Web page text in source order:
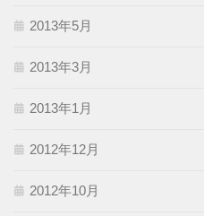
2013年5月
2013年3月
2013年1月
2012年12月
2012年10月